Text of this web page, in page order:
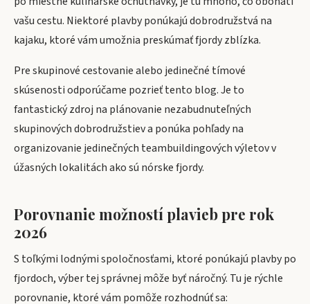
vašu cestu. Niektoré plavby ponúkajú dobrodružstvá na
kajaku, ktoré vám umožnia preskúmať fjordy zblízka.
Pre skupinové cestovanie alebo jedinečné tímové
skúsenosti odporúčame pozrieťtento blog. Je to
fantastický zdroj na plánovanie nezabudnuteľných
skupinových dobrodružstiev a ponúka pohľady na
organizovanie jedinečných teambuildingových výletov v
úžasných lokalitách ako sú nórske fjordy.
Porovnanie možností plavieb pre rok
2026
S toľkými lodnými spoločnosťami, ktoré ponúkajú plavby po
fjordoch, výber tej správnej môže byť náročný. Tu je rýchle
porovnanie, ktoré vám pomôže rozhodnúť sa: